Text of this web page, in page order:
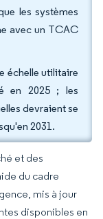
les systèmes
avec un TCAC
échelle utilitaire
en 2025 ; les
devraient se
2031.
et des
du cadre
mis à jour
disponibles en